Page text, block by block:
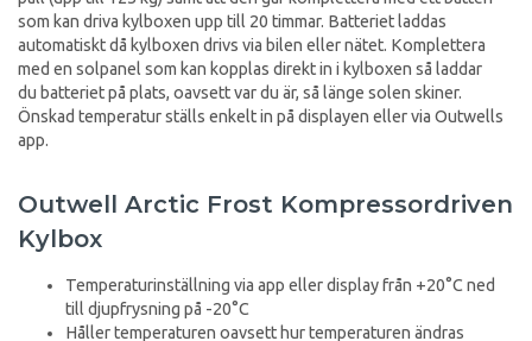
som kan driva kylboxen upp till 20 timmar. Batteriet laddas
automatiskt då kylboxen drivs via bilen eller nätet. Komplettera
med en solpanel som kan kopplas direkt in i kylboxen så laddar
du batteriet på plats, oavsett var du är, så länge solen skiner.
Önskad temperatur ställs enkelt in på displayen eller via Outwells
app.
Outwell Arctic Frost Kompressordriven
Kylbox
Temperaturinställning via app eller display från +20°C ned
till djupfrysning på -20°C
Håller temperaturen oavsett hur temperaturen ändras